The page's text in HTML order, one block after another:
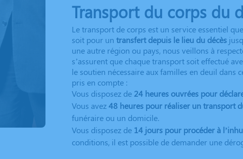
Transport du corps du
Le transport de corps est un service essentiel
soit pour un transfert depuis le lieu du décès
une autre région ou pays, nous veillons à
s’assurent que chaque transport soit effectué
le soutien nécessaire aux familles en deuil
pris en compte :
Vous disposez de 24 heures ouvrées pour
Vous avez48 heures pour réaliser un transport
funéraire ou un domicile.
Vous disposez de 14 jours pour procéder à
conditions, il est possible de demander une